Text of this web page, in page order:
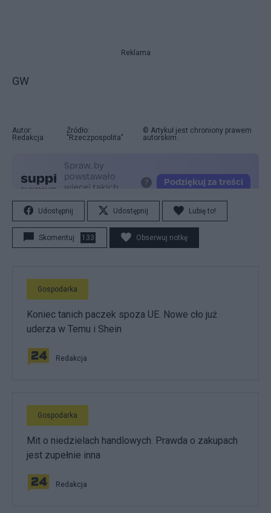
Reklama
GW
Autor:
Redakcja
Źródło:
"Rzeczpospolita"
© Artykuł jest chroniony prawem
autorskim.
Udostępnij Udostępnij Lubię to!
Skomentuj 133 Obserwuj notkę
Gospodarka
Koniec tanich paczek spoza UE. Nowe cło już
uderza w Temu i Shein
Redakcja
Gospodarka
Mit o niedzielach handlowych. Prawda o zakupach
jest zupełnie inna
Redakcja